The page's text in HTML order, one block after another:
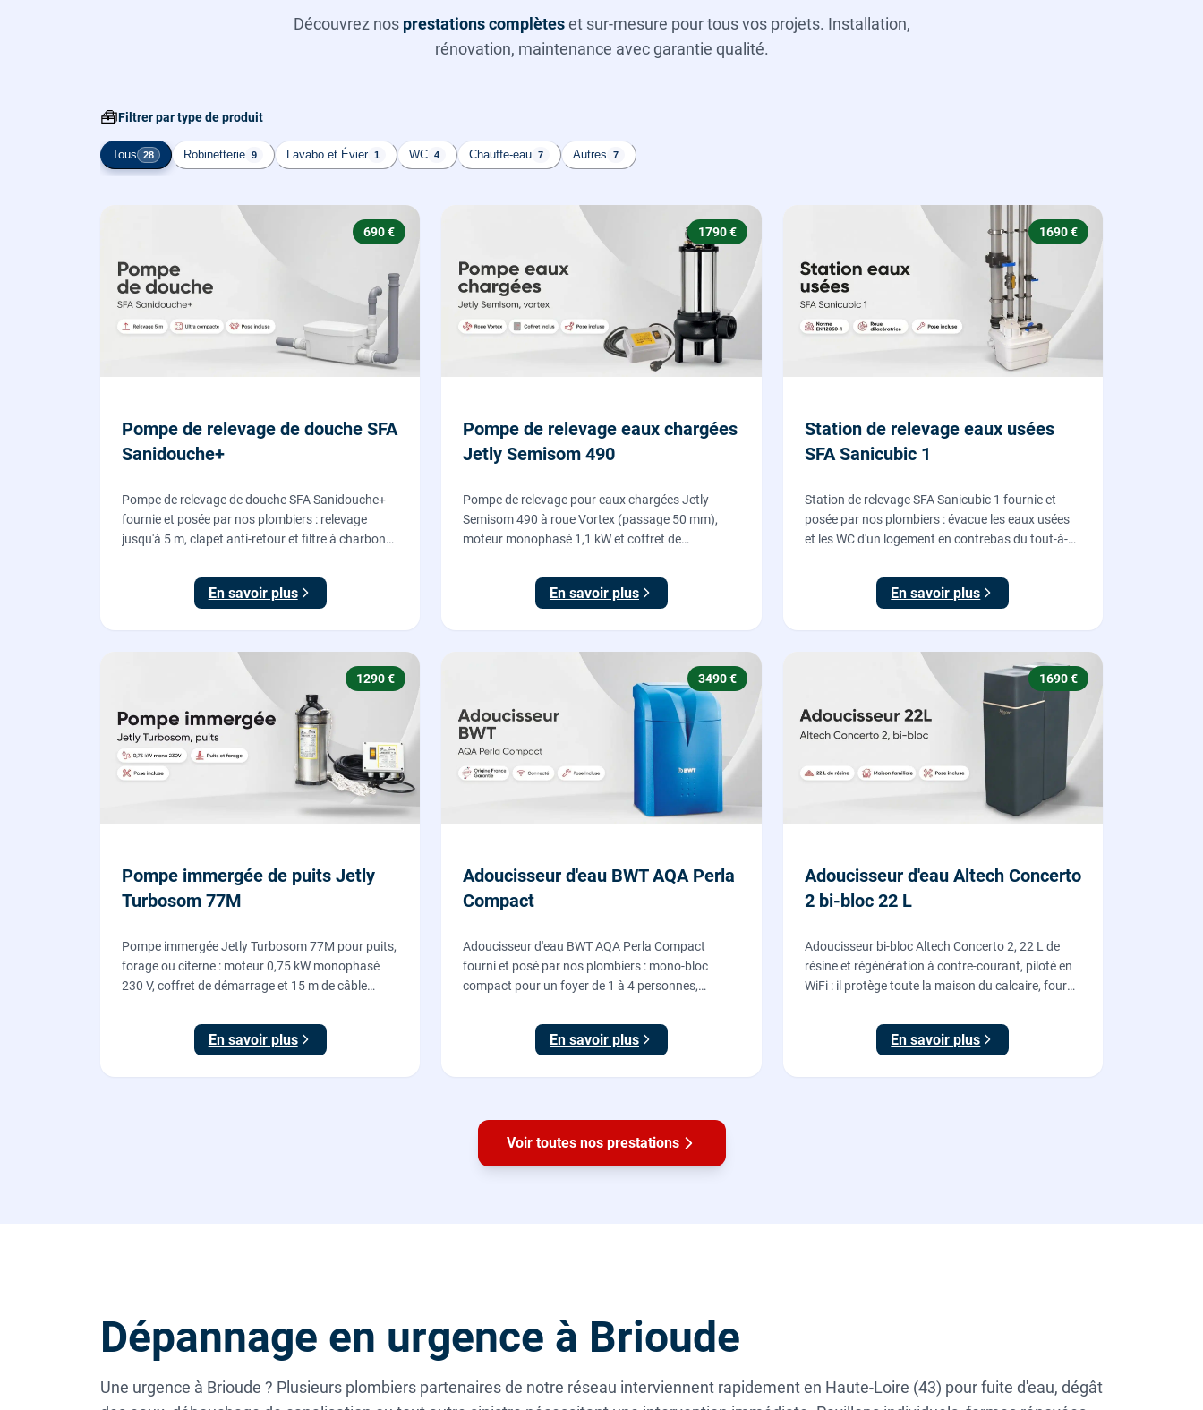
Découvrez nos prestations complèteset sur-mesure pour tous vos projets. Installation,
rénovation, maintenance avec garantie qualité.
🧰Filtrer par type de produit
Tous 28 Robinetterie 9 Lavabo et Évier 1 WC 4 Chauffe-eau 7 Autres 7
690 €
Pompe de relevage de douche SFA
Sanidouche+
Pompe de relevage de douche SFA Sanidouche+
fournie et posée par nos plombiers : relevage
jusqu'à 5 m, clapet anti-retour et filtre à charbon
sous le niveau d'évacuation.
En savoir plus
1790 €
Pompe de relevage eaux chargées
Jetly Semisom 490
Pompe de relevage pour eaux chargées Jetly
Semisom 490 à roue Vortex (passage 50 mm),
moteur monophasé 1,1 kW et coffret de
sous-sol vers l'égout, fournie et posée par nos
En savoir plus
1690 €
Station de relevage eaux usées
SFA Sanicubic 1
Station de relevage SFA Sanicubic 1 fournie et
posée par nos plombiers : évacue les eaux usées
et les WC d'un logement en contrebas du tout-à-
garantie 2 ans.
En savoir plus
1290 €
Pompe immergée de puits Jetly
Turbosom 77M
Pompe immergée Jetly Turbosom 77M pour puits,
forage ou citerne : moteur 0,75 kW monophasé
230 V, coffret de démarrage et 15 m de câble
maison, fournie et posée par nos plombiers.
En savoir plus
3490 €
Adoucisseur d'eau BWT AQA Perla
Compact
Adoucisseur d'eau BWT AQA Perla Compact
fourni et posé par nos plombiers : mono-bloc
compact pour un foyer de 1 à 4 personnes,
Origine France Garantie. Protégez toute la maison
En savoir plus
1690 €
Adoucisseur d'eau Altech Concerto
2 bi-bloc 22 L
Adoucisseur bi-bloc Altech Concerto 2, 22 L de
résine et régénération à contre-courant, piloté en
WiFi : il protège toute la maison du calcaire, fourni,
En savoir plus
Voir toutes nos prestations
Dépannage en urgence à Brioude
Une urgence à Brioude ? Plusieurs plombiers partenaires de notre réseau interviennent rapidement en Haute-Loire (43) pour fuite d'eau, dégât